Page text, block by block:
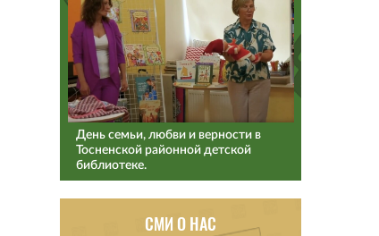
День семьи, любви и верности в
Тосненской районной детской
библиотеке.
СМИ О НАС